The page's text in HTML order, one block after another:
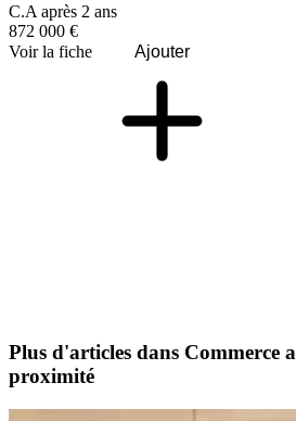
C.A après 2 ans
872 000 €
Voir la fiche
Ajouter
Plus d'articles dans Commerce
proximité